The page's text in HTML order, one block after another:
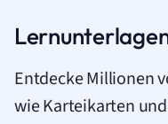
Entdecke Millionen
wie Karteikarten